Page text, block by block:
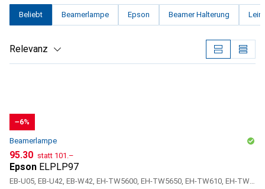
Beliebt Beamerlampe Epson Beamer Halterung
Relevanz
−6%
Beamerlampe
CHF
95.30 statt CHF
101.–
Epson ELPLP97
EB-U05, EB-U42, EB-W42, EH-TW5600, EH-TW5650, EH-TW610, EH-TW650, PowerLite U50